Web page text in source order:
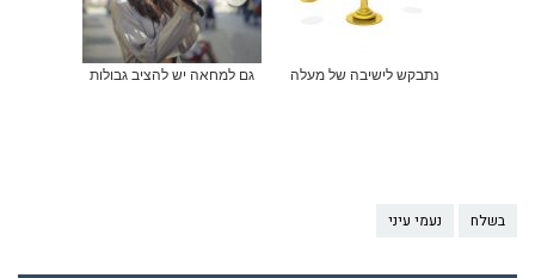
נתבקש לישיבה של מעלה גם למחאה יש להציב גבולות
בשלח נעמי עיני